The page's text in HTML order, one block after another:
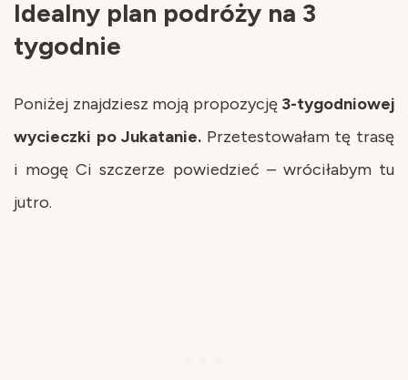
Idealny plan podróży na 3
tygodnie
Poniżej znajdziesz moją propozycję 3-tygodniowej
wycieczki po Jukatanie. Przetestowałam tę trasę
i mogę Ci szczerze powiedzieć – wróciłabym tu
jutro.